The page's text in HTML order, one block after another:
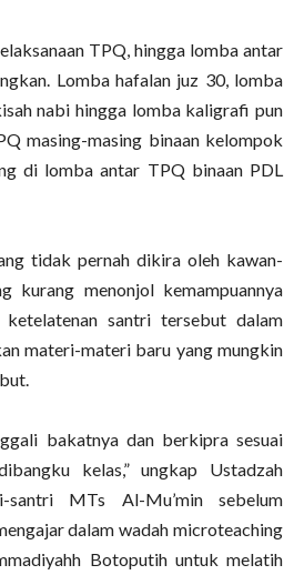
TPQ, hingga lomba antar
Lomba hafalan juz 30, lomba
nabi hingga lomba kaligrafi pun
masing-masing binaan kelompok
di lomba antar TPQ binaan PDL
tidak pernah dikira oleh kawan-
kurang menonjol kemampuannya
santri tersebut dalam
materi-materi baru yang mungkin
bakatnya dan berkipra sesuai
kelas,” ungkap Ustadzah
santri MTs Al-Mu’min sebelum
dalam wadah microteaching
Botoputih untuk melatih